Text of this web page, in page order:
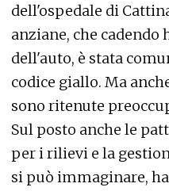
dell'ospedale di
anziane, che
dell'auto, è stata
codice giallo. Ma
sono ritenute
Sul posto anche le
per i rilievi e la
si può immaginare,